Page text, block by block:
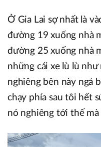
Ở Gia Lai sợ nhất là
đường 19 xuống nhà
đường 25 xuống nhà
những cái xe lù lù
nghiêng bên này ngả
chạy phía sau tôi hết
nó nghiêng tới thế mà